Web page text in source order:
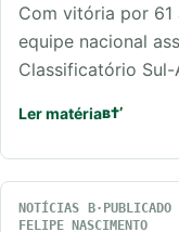
Com vitória por 61
equipe nacional
Classificatório
Ler matéria
NOTÍCIAS
FELIPE NASCIMENTO